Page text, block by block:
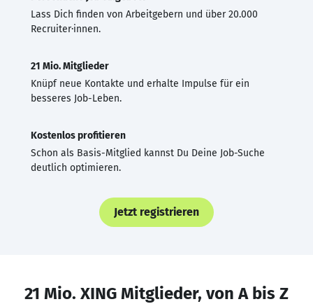
Lass Dich finden von Arbeitgebern und über 20.000
Recruiter·innen.
21 Mio. Mitglieder
Knüpf neue Kontakte und erhalte Impulse für ein
besseres Job-Leben.
Kostenlos profitieren
Schon als Basis-Mitglied kannst Du Deine Job-Suche
deutlich optimieren.
Jetzt registrieren
21 Mio. XING Mitglieder, von A bis Z